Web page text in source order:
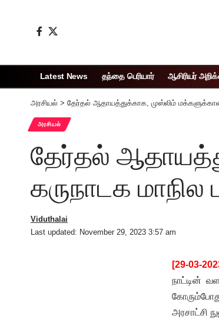
Latest News தந்தை பெரியார் ஆசிரியர்
அரசியல் > தேர்தல் ஆதாயத்துக்காக, முஸ்லிம்
அரசியல்
தேர்தல்
கருநாடக மாநில
Last updated: November 29, 2023 3:57 am
Viduthalai
[29-03-
நாட்டின்
அரசாட்சி